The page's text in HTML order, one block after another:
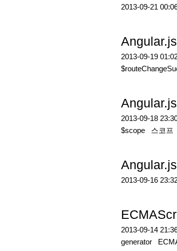
2013-09-21
2013-09-19
2013-09-18
$scope
스코프
2013-09-16
2013-09-14
generator